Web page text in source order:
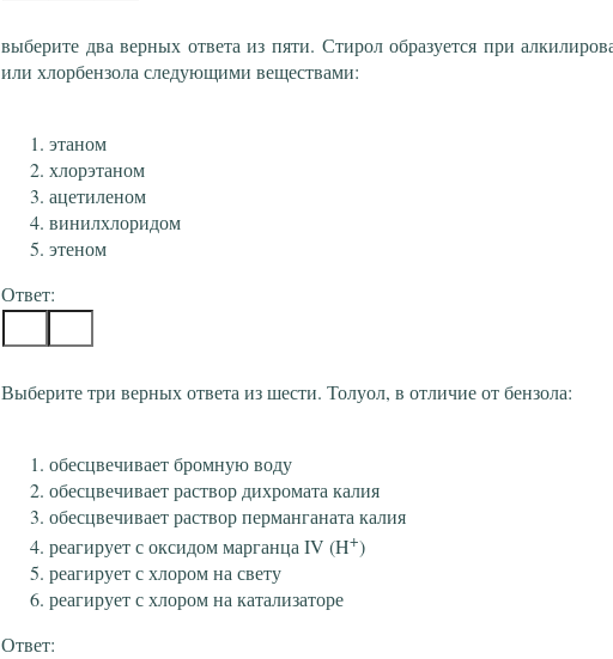
выберите два верных ответа из пяти. Стирол образуется при
или хлорбензола следующими веществами:
этаном
хлорэтаном
ацетиленом
винилхлоридом
этеном
Ответ:
Выберите три верных ответа из шести. Толуол, в отличие от бензола:
обесцвечивает бромную воду
обесцвечивает раствор дихромата калия
обесцвечивает раствор перманганата калия
реагирует с оксидом марганца IV (H+)
реагирует с хлором на свету
реагирует с хлором на катализаторе
Ответ: